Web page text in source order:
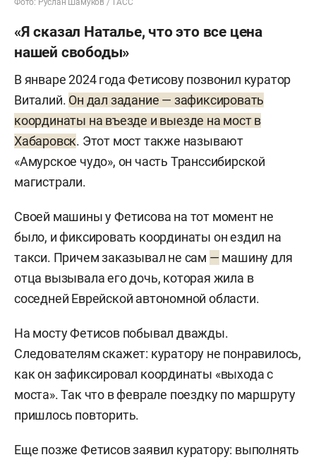
Фото: Руслан Шамуков / ТАСС
«Я сказал Наталье, что это все цена
нашей свободы»
В январе 2024 года Фетисову позвонил куратор
Виталий. Он дал задание — зафиксировать
координаты на въезде и выезде на мост в
Хабаровск. Этот мост также называют
«Амурское чудо», он часть Транссибирской
магистрали.
Своей машины у Фетисова на тот момент не
было, и фиксировать координаты он ездил на
такси. Причем заказывал не сам — машину для
отца вызывала его дочь, которая жила в
соседней Еврейской автономной области.
На мосту Фетисов побывал дважды.
Следователям скажет: куратору не понравилось,
как он зафиксировал координаты «выхода с
моста». Так что в феврале поездку по маршруту
пришлось повторить.
Еще позже Фетисов заявил куратору: выполнять